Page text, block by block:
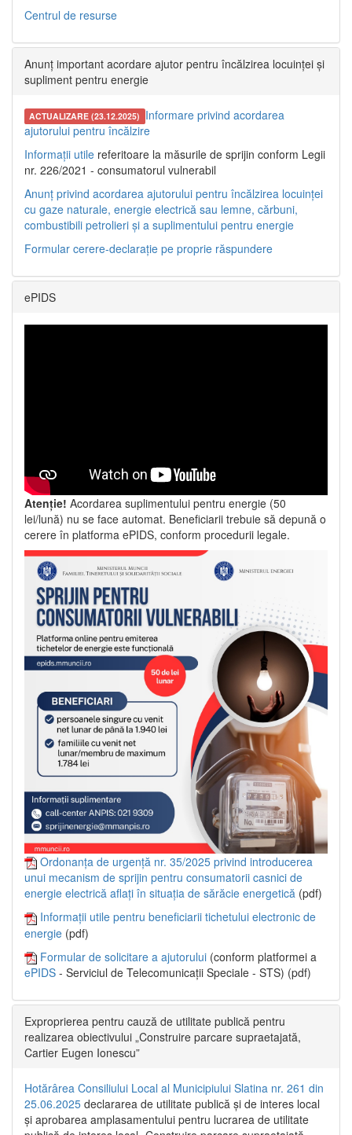
Centrul de resurse
Anunț important acordare ajutor pentru încălzirea locuinței și
supliment pentru energie
ACTUALIZARE (23.12.2025) Informare privind acordarea
ajutorului pentru încălzire
Informații utile referitoare la măsurile de sprijin conform Legii
nr. 226/2021 - consumatorul vulnerabil
Anunț privind acordarea ajutorului pentru încălzirea locuinței
cu gaze naturale, energie electrică sau lemne, cărbuni,
combustibili petrolieri și a suplimentului pentru energie
Formular cerere-declarație pe proprie răspundere
ePIDS
Atenție! Acordarea suplimentului pentru energie (50
lei/lună) nu se face automat. Beneficiarii trebuie să depună o
cerere în platforma ePIDS, conform procedurii legale.
Ordonanța de urgență nr. 35/2025 privind introducerea
unui mecanism de sprijin pentru consumatorii casnici de
energie electrică aflați în situația de sărăcie energetică (pdf)
Informații utile pentru beneficiarii tichetului electronic de
energie (pdf)
Formular de solicitare a ajutorului (conform platformei a
ePIDS - Serviciul de Telecomunicații Speciale - STS) (pdf)
Exproprierea pentru cauză de utilitate publică pentru
realizarea obiectivului „Construire parcare supraetajată,
Cartier Eugen Ionescu”
Hotărârea Consiliului Local al Municipiului Slatina nr. 261 din
25.06.2025 declararea de utilitate publică și de interes local
și aprobarea amplasamentului pentru lucrarea de utilitate